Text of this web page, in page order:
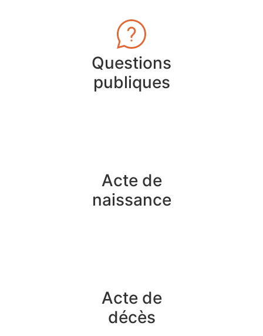
Questions
publiques
Acte de
naissance
Acte de
décès